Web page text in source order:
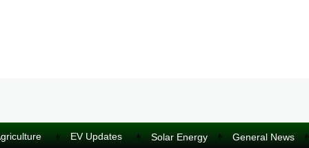
EV Updates Solar Energy General News